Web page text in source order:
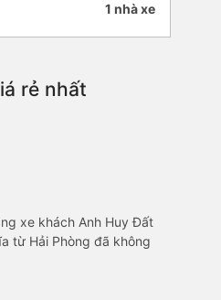
1 nhà xe
rẻ nhất
xe khách Anh Huy Đất
từ Hải Phòng đã không